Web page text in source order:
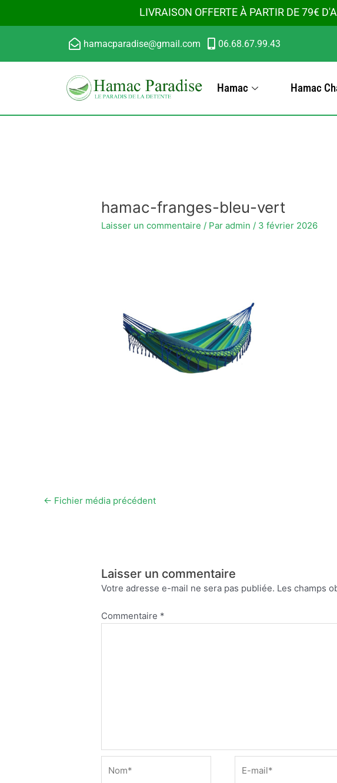
LIVRAISON OFFERTE À PARTIR DE 79€
hamacparadise@gmail.com 06.68.67.99.43
Hamac Hamac
hamac-franges-bleu-vert
Laisser un commentaire / Paradmin / 3 février 2026
← Fichier média précédent
Laisser un commentaire
Votre adresse e-mail ne sera pas publiée. Les champs
Commentaire *
mail*